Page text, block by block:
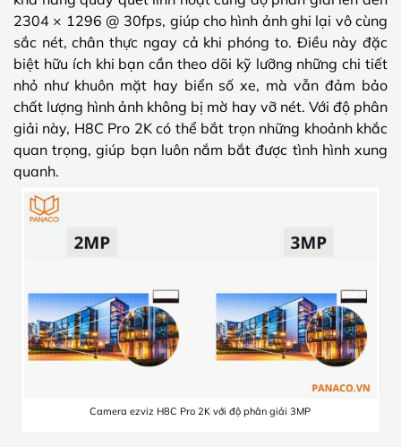
2304 × 1296 @ 30fps, giúp cho hình ảnh ghi lại vô cùng
sắc nét, chân thực ngay cả khi phóng to. Điều này đặc
biệt hữu ích khi bạn cần theo dõi kỹ lưỡng những chi tiết
nhỏ như khuôn mặt hay biển số xe, mà vẫn đảm bảo
chất lượng hình ảnh không bị mờ hay vỡ nét. Với độ phân
giải này, H8C Pro 2K có thể bắt trọn những khoảnh khắc
quan trọng, giúp bạn luôn nắm bắt được tình hình xung
quanh.
Camera ezviz H8C Pro 2K với độ phân giải 3MP